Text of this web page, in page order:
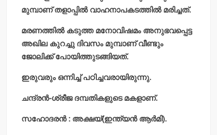
മുമ്പാണ് തളാപ്പില്‍ വാഹനാപകടത്തില്‍ മരിച്ചത്.
മരണത്തില്‍ കടുത്ത മനോവിഷമം അനുഭവപ്പെട്ട
അഖില കുറച്ചു ദിവസം മുമ്പാണ് വീണ്ടും
ജോലിക്ക് പോയിത്തുടങ്ങിയത്.
ഇരുവരും ഒന്നിച്ച് പഠിച്ചവരായിരുന്നു.
ചന്ദ്രന്‍-ശ്രീജ ദമ്പതികളുടെ മകളാണ്.
സഹോദരന്‍ : അക്ഷയ്(ഇന്ത്യന്‍ ആര്‍മി).